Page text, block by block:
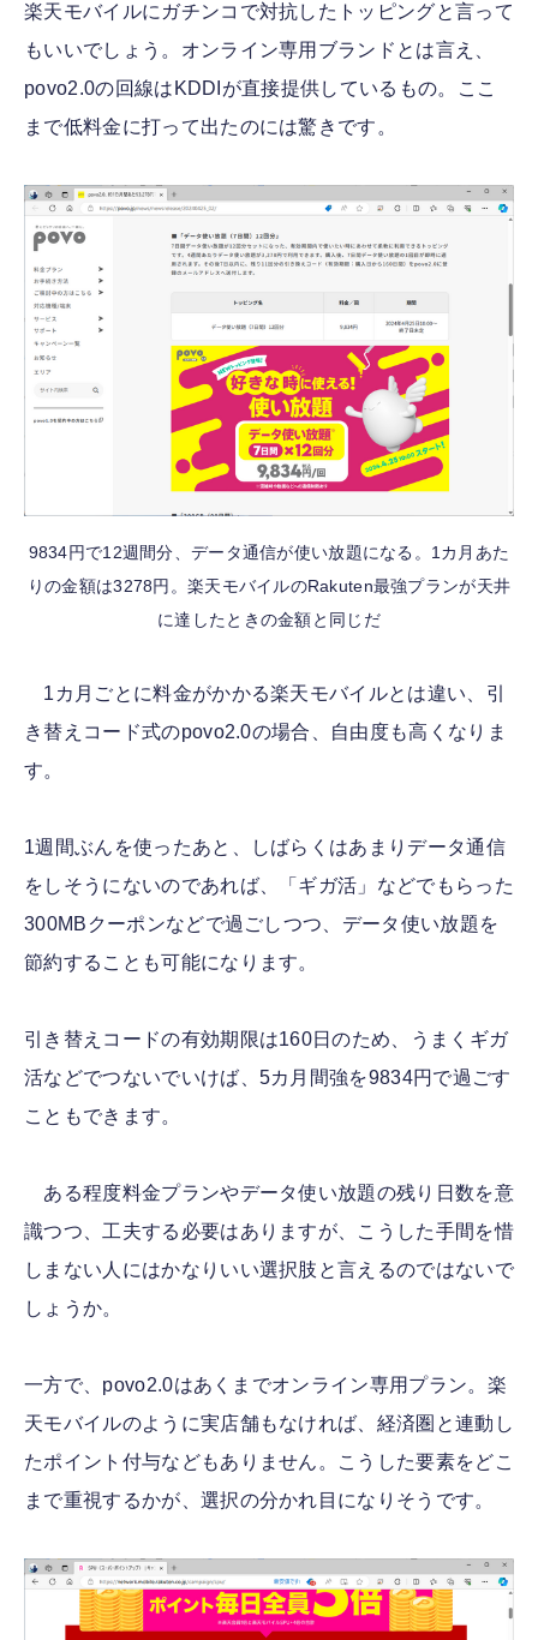
楽天モバイルにガチンコで対抗したトッピングと言って
もいいでしょう。オンライン専用ブランドとは言え、
povo2.0の回線はKDDIが直接提供しているもの。ここ
まで低料金に打って出たのには驚きです。
9834円で12週間分、データ通信が使い放題になる。1カ月あた
りの金額は3278円。楽天モバイルのRakuten最強プランが天井
に達したときの金額と同じだ
1カ月ごとに料金がかかる楽天モバイルとは違い、引
き替えコード式のpovo2.0の場合、自由度も高くなりま
す。
1週間ぶんを使ったあと、しばらくはあまりデータ通信
をしそうにないのであれば、「ギガ活」などでもらった
300MBクーポンなどで過ごしつつ、データ使い放題を
節約することも可能になります。
引き替えコードの有効期限は160日のため、うまくギガ
活などでつないでいけば、5カ月間強を9834円で過ごす
こともできます。
ある程度料金プランやデータ使い放題の残り日数を意
識つつ、工夫する必要はありますが、こうした手間を惜
しまない人にはかなりいい選択肢と言えるのではないで
しょうか。
一方で、povo2.0はあくまでオンライン専用プラン。楽
天モバイルのように実店舗もなければ、経済圏と連動し
たポイント付与などもありません。こうした要素をどこ
まで重視するかが、選択の分かれ目になりそうです。